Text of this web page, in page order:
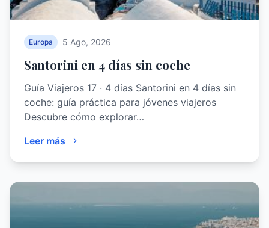
Europa 5 Ago, 2026
Santorini en 4 días sin coche
Guía Viajeros 17 · 4 días Santorini en 4 días sin
coche: guía práctica para jóvenes viajeros
Descubre cómo explorar…
Leer más